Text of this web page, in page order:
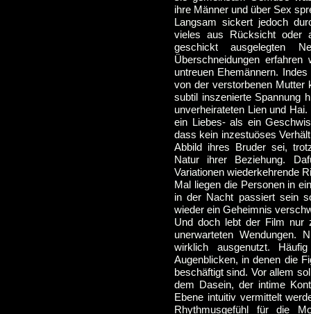
ihre Männer und über Sex
Langsam sickert jedoch
vieles aus Rücksicht oder
geschickt ausgelegten
Überschneidungen
untreuen Ehemännern.
von der verstorbenen Mutter
subtil inszenierte Spannung
unverheirateten Lien und
ein Liebes- als ein
dass kein inzestuöses
Abbild ihres Bruder sei,
Natur ihrer Beziehung.
Variationen wiederkehrende
Mal liegen die Personen in
in der Nacht passiert sein
wieder ein Geheimnis
Und doch lebt der Film nur
unerwarteten Wendungen.
wirklich ausgenutzt.
Augenblicken, in denen die
beschäftigt sind. Vor allem
dem Dasein, der intime
Ebene intuitiv vermittelt
Rhythmusgefühl für die